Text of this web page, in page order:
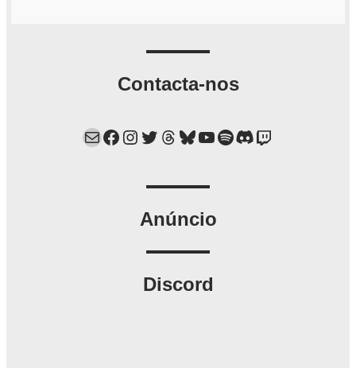
Contacta-nos
Mail Facebook Instagram Twitter Threads Bluesky YouTube Spotify Discord Twitch
Anúncio
Discord